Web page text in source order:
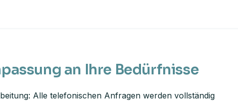
an Ihre Bedürfnisse
Alle telefonischen Anfragen werden vollständig